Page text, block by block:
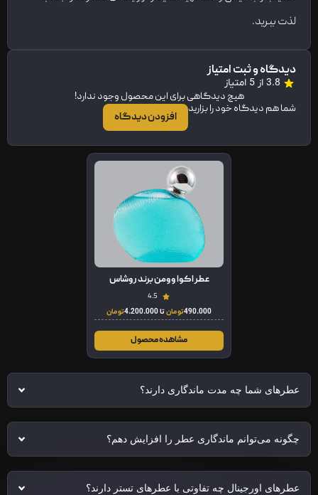
لذت ببرید.
دیدگاه و ثبت امتیاز
3.8 از 5 امتیاز
هیچ دیدگاهی برای این محصول وجود ندارد!
شما هم دیدگاه خود را بزارید
افزودن دیدگاه
عطر اکوا وومن برند روشاس
4.5
490.000تومانتا4.200.000تومان
مشاهده محصول
عطرهای شما چه مدت ماندگاری دارند؟
چگونه می‌توانم ماندگاری عطر را افزایش دهم؟
عطرهای اورجینال چه تفاوتی با عطرهای تستر دارند؟